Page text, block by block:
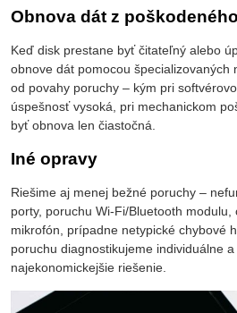
Obnova dát z
Keď disk prestane byť čitateľný alebo
obnove dát pomocou špecializovaných
od povahy poruchy – kým pri
úspešnosť vysoká, pri mechanickom
byť obnova len čiastočná.
Iné opravy
Riešime aj menej bežné poruchy –
porty, poruchu Wi-Fi/Bluetooth
mikrofón, prípadne netypické chybové
poruchu diagnostikujeme individuálne
najekonomickejšie riešenie.